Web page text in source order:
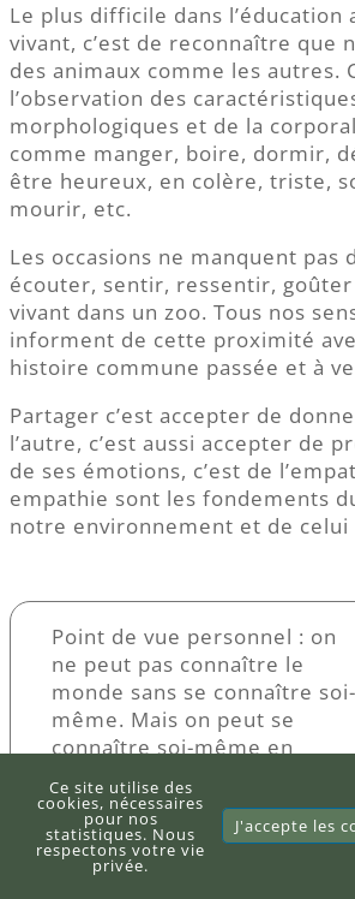
Le plus difficile dans l’éducation
vivant, c’est de reconnaître que
des animaux comme les autres.
l’observation des
morphologiques et de la
comme manger, boire, dormir,
être heureux, en colère, triste,
mourir, etc.
Les occasions ne manquent pas
écouter, sentir, ressentir,
vivant dans un zoo. Tous nos
informent de cette proximité
histoire commune passée et à
Partager c’est accepter de
l’autre, c’est aussi accepter de
de ses émotions, c’est de
empathie sont les fondements
notre environnement et de celui
Point de vue personnel : on
ne peut pas connaître le
monde sans se connaître soi-
même. Mais on peut se
connaître soi-même en
regardant les autres. Une
concept que l’Homme est un
comme les autres, bien
similitudes et des
Ce site utilise des
cookies, nécessaires
pour nos
statistiques. Nous
respectons votre vie
privée.
J'accepte les